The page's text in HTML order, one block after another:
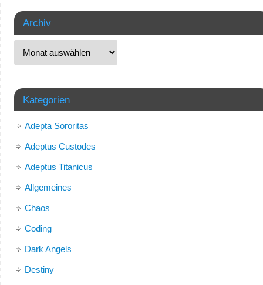
Archiv
Kategorien
Adepta Sororitas
Adeptus Custodes
Adeptus Titanicus
Allgemeines
Chaos
Coding
Dark Angels
Destiny